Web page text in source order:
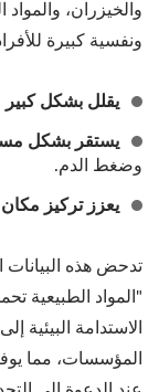
والخيزران،
ونفسية كبيرة
يقلل بشكل كبير
يستقر بشكل
وضغط الدم.
يعزز تركيز
تدحض هذه البيانات
"المواد الطبيعية
الاستدامة البيئية
المؤسسات، مما